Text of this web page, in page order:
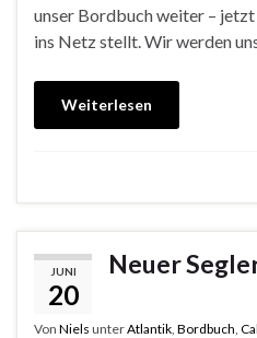
unser Bordbuch weiter –
ins Netz stellt. Wir werden uns
Weiterlesen
JUNI
20
Neuer
Von Niels unterAtlantik Bordbuch